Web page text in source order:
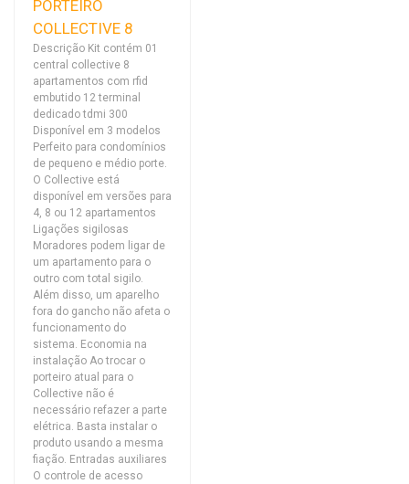
PORTEIRO
COLLECTIVE 8
Descrição Kit contém 01
central collective 8
apartamentos com rfid
embutido 12 terminal
dedicado tdmi 300
Disponível em 3 modelos
Perfeito para condomínios
de pequeno e médio porte.
O Collective está
disponível em versões para
4, 8 ou 12 apartamentos
Ligações sigilosas
Moradores podem ligar de
um apartamento para o
outro com total sigilo.
Além disso, um aparelho
fora do gancho não afeta o
funcionamento do
sistema. Economia na
instalação Ao trocar o
porteiro atual para o
Collective não é
necessário refazer a parte
elétrica. Basta instalar o
produto usando a mesma
fiação. Entradas auxiliares
O controle de acesso